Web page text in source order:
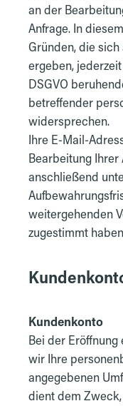
an der
Anfrage. In
Gründen, die
ergeben,
DSGVO
betreffender
widersprechen.
Ihre E-Mail-
Bearbeitung
anschließend
weitergehenden
zugestimmt
Kundenkonto
Bei der
wir Ihre
angegebenen
dient dem